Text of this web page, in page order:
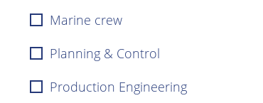
Marine crew
Planning & Control
Production Engineering